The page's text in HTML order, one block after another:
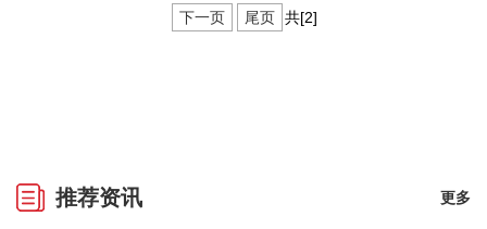
下一页 尾页 共[2]
推荐资讯 更多